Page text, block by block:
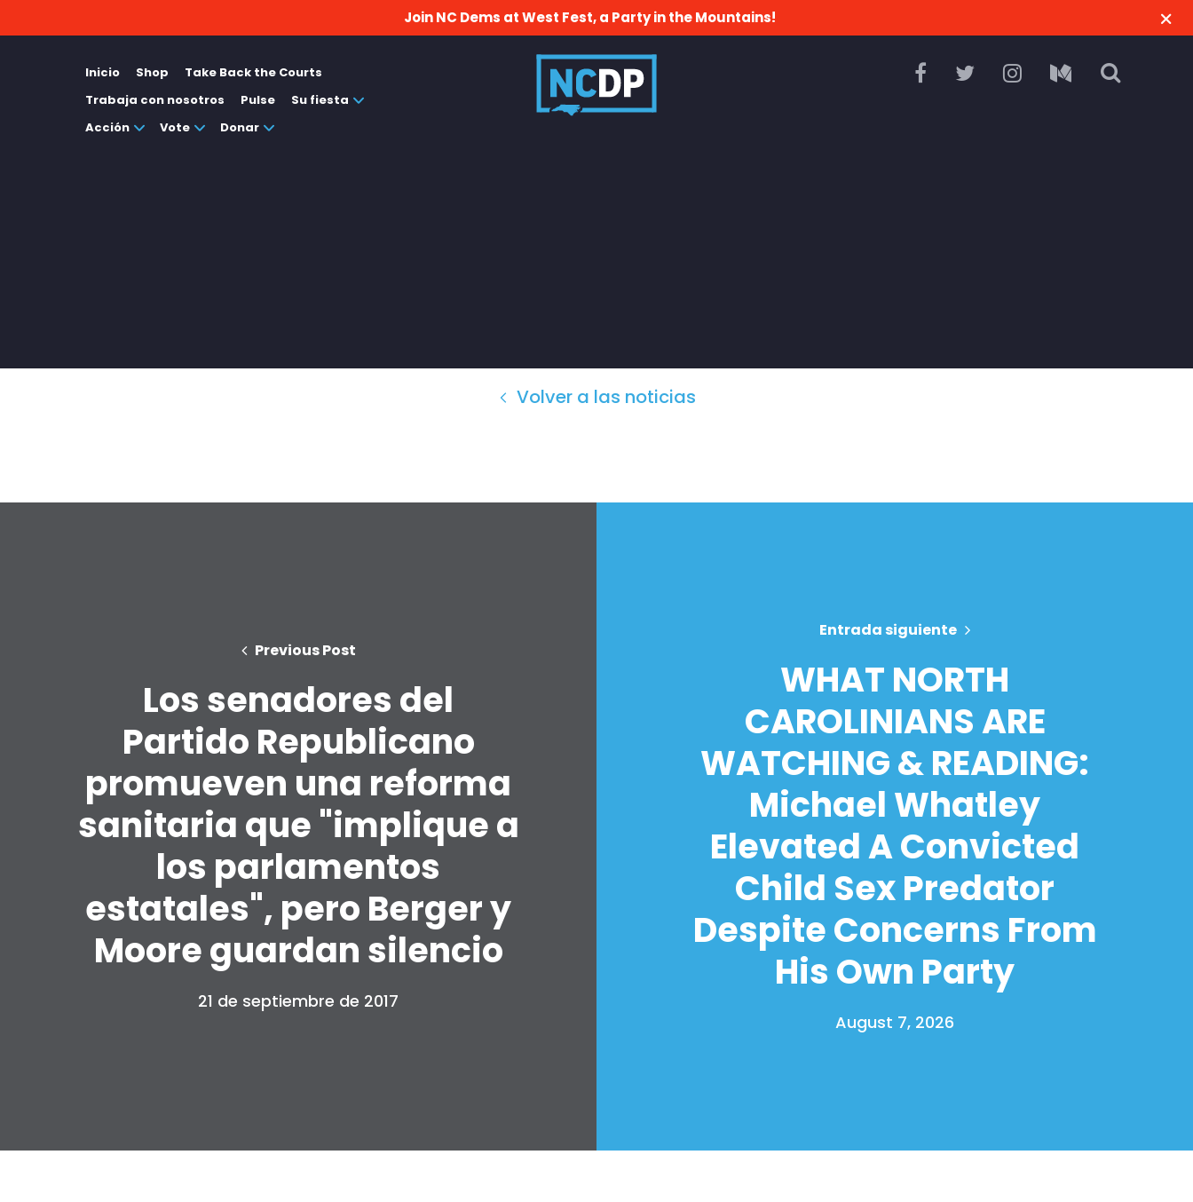
Join NC Dems at West Fest, a Party in the Mountains!
Inicio Shop
Take Back the Courts
Trabaja con nosotros
Pulse
Su fiesta
Acción
Vote Donar
Volver a las noticias
Previous Post
Los senadores del
Partido Republicano
promueven una reforma
sanitaria que "implique a
los parlamentos
estatales", pero Berger y
Moore guardan silencio
21 de septiembre de 2017
Entrada siguiente
WHAT NORTH
CAROLINIANS ARE
WATCHING & READING:
Michael Whatley
Elevated A Convicted
Child Sex Predator
Despite Concerns From
His Own Party
August 7, 2026